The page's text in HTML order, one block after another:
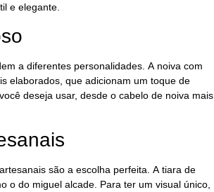
e elegante.
a diferentes personalidades. A noiva com
elaborados, que adicionam um toque de
deseja usar, desde o cabelo de noiva mais
são a escolha perfeita. A tiara de
o do miguel alcade. Para ter um visual único,